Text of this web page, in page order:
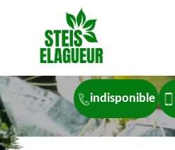
indisponible